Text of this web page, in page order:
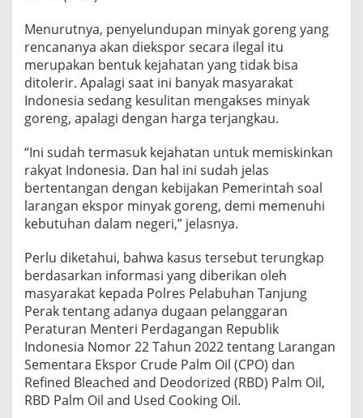
u
p
a
M
i
g
r
i
P
e
l
u
h
a
n
T
a
n
j
u
n
Menurutnya, penyelundupan minyak goreng yang
rencananya akan diekspor secara ilegal itu
merupakan bentuk kejahatan yang tidak bisa
ditolerir. Apalagi saat ini banyak masyarakat
Indonesia sedang kesulitan mengakses minyak
goreng, apalagi dengan harga terjangkau.
“Ini sudah termasuk kejahatan untuk memiskinkan
rakyat Indonesia. Dan hal ini sudah jelas
bertentangan dengan kebijakan Pemerintah soal
larangan ekspor minyak goreng, demi memenuhi
kebutuhan dalam negeri,” jelasnya.
Perlu diketahui, bahwa kasus tersebut terungkap
berdasarkan informasi yang diberikan oleh
masyarakat kepada Polres Pelabuhan Tanjung
Perak tentang adanya dugaan pelanggaran
Peraturan Menteri Perdagangan Republik
Indonesia Nomor 22 Tahun 2022 tentang Larangan
Sementara Ekspor Crude Palm Oil (CPO) dan
Refined Bleached and Deodorized (RBD) Palm Oil,
RBD Palm Oil and Used Cooking Oil.